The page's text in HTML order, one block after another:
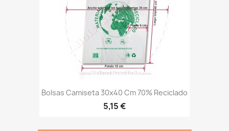
Bolsas Camiseta 30x40 Cm 70% Reciclado
5,15 €